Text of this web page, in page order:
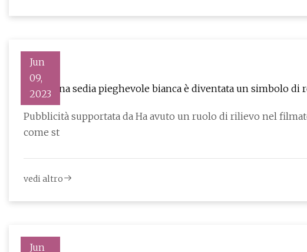
Jun
09,
2023
Come una sedia pieghevole bianca è diventata un simbolo di
Pubblicità supportata da Ha avuto un ruolo di rilievo nel
come st
vedi altro
Jun